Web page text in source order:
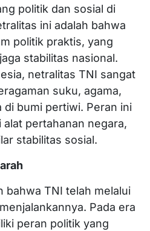
politik dan sosial di
ini adalah bahwa
politik praktis, yang
stabilitas nasional.
netralitas TNI sangat
suku, agama,
di bumi pertiwi. Peran ini
pertahanan negara,
stabilitas sosial.
bahwa TNI telah melalui
Pada era
peran politik yang